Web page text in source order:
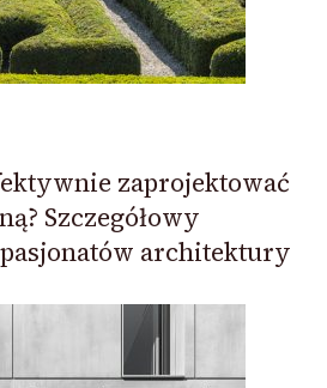
zaprojektować
Szczegółowy
architektury